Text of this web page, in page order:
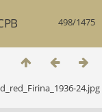
498/1475